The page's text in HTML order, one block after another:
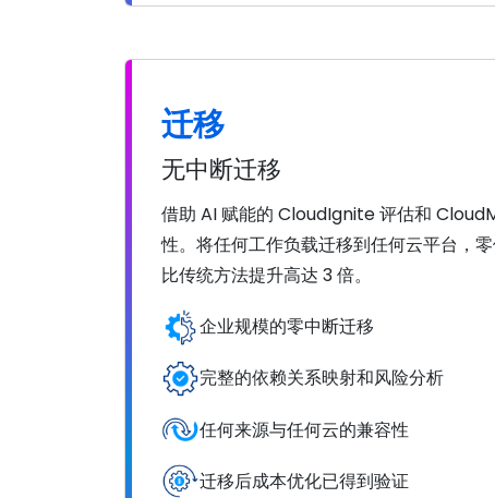
迁移
无中断迁移
借助 AI 赋能的 CloudIgnite 评估和
性。将任何工作负载迁移到任何云平台，
比传统方法提升高达 3 倍。
企业规模的零中断迁移
完整的依赖关系映射和风险分析
任何来源与任何云的兼容性
迁移后成本优化已得到验证